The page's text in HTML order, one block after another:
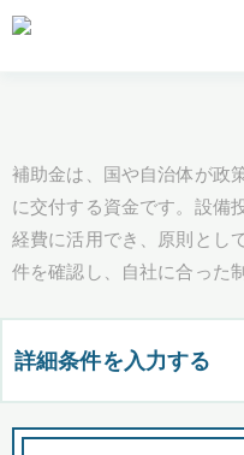
補助金は、国や自治体が政
に交付する資金です。設備
経費に活用でき、原則とし
件を確認し、自社に合った
詳細条件を入力する
都道府県